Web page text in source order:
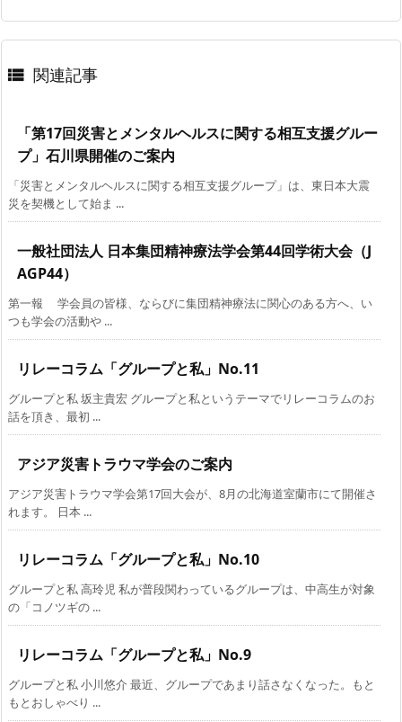
 関連記事
「第17回災害とメンタルヘルスに関する相互支援グルー
プ」石川県開催のご案内
「災害とメンタルヘルスに関する相互支援グループ」は、東日本大震
災を契機として始ま ...
一般社団法人 日本集団精神療法学会第44回学術大会（J
AGP44）
第一報 学会員の皆様、ならびに集団精神療法に関心のある方へ、い
つも学会の活動や ...
リレーコラム「グループと私」No.11
グループと私 坂主貴宏 グループと私というテーマでリレーコラムのお
話を頂き、最初 ...
アジア災害トラウマ学会のご案内
アジア災害トラウマ学会第17回大会が、8月の北海道室蘭市にて開催さ
れます。 日本 ...
リレーコラム「グループと私」No.10
グループと私 高玲児 私が普段関わっているグループは、中高生が対象
の「コノツギの ...
リレーコラム「グループと私」No.9
グループと私 小川悠介 最近、グループであまり話さなくなった。もと
もとおしゃべり ...